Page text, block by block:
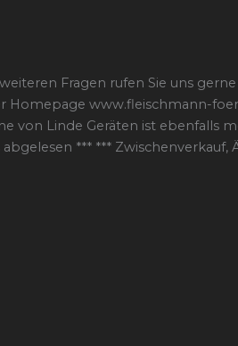
Fragen rufen Sie uns
Homepage www.fleischmann-
Linde Geräten ist ebenfalls
*** ***